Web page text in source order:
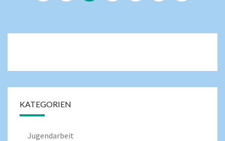
KATEGORIEN
Jugendarbeit